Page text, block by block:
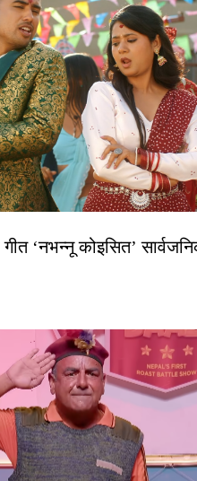
गीत ‘नभन्नू कोइसित’